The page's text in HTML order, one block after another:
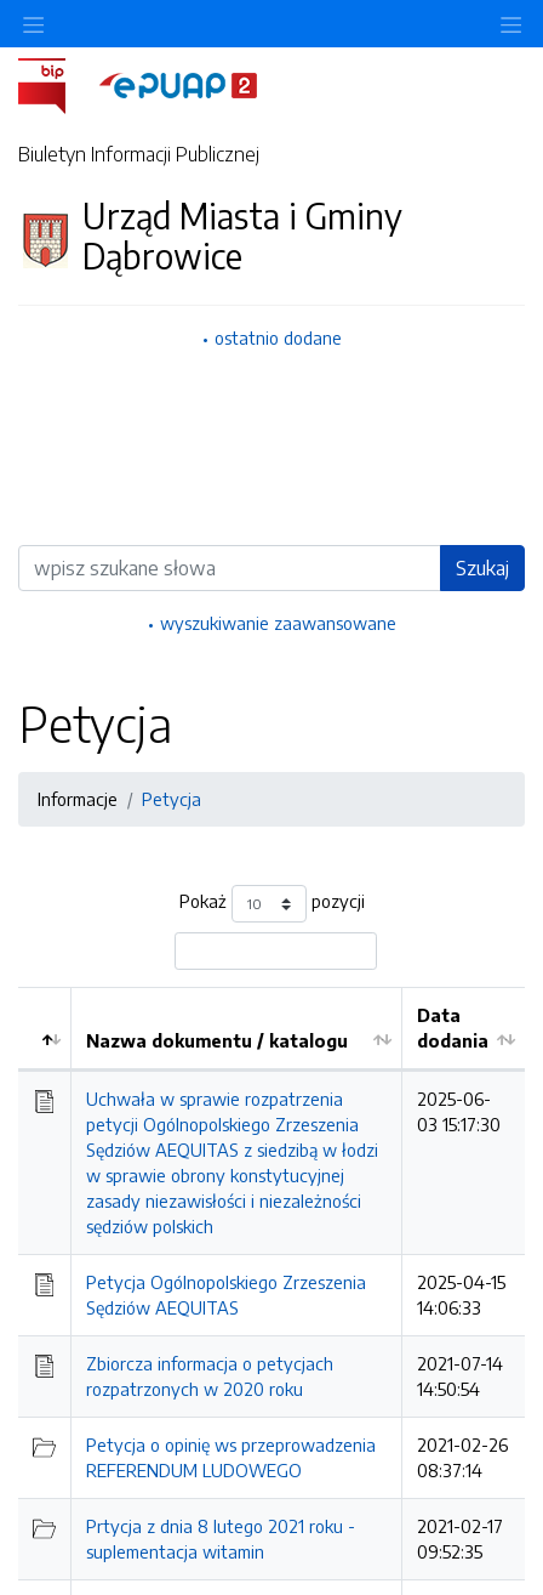
Biuletyn Informacji Publicznej
Urząd Miasta i Gminy
Dąbrowice
ostatnio dodane
Wyszukiwarka Szukaj
wyszukiwanie zaawansowane
Petycja
Informacje Petycja
Pokaż pozycji
Kolejność
Nazwa dokumentu / katalogu
Data
dodania
Uchwała w sprawie rozpatrzenia
petycji Ogólnopolskiego Zrzeszenia
Sędziów AEQUITAS z siedzibą w łodzi
w sprawie obrony konstytucyjnej
zasady niezawisłości i niezależności
sędziów polskich
2025-06-
03 15:17:30
Petycja Ogólnopolskiego Zrzeszenia
Sędziów AEQUITAS
2025-04-15
14:06:33
Zbiorcza informacja o petycjach
rozpatrzonych w 2020 roku
2021-07-14
14:50:54
Petycja o opinię ws przeprowadzenia
REFERENDUM LUDOWEGO
2021-02-26
08:37:14
Prtycja z dnia 8 lutego 2021 roku -
suplementacja witamin
2021-02-17
09:52:35